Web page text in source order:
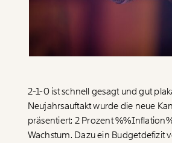
Care-Rechner
Befristungs-Monitor
Pflegerechner
Über uns
Team
Jahresberichte
2-1-0 ist schnell gesagt und gut
Neujahrsauftakt wurde die neue
präsentiert: 2 Prozent
Wachstum. Dazu ein Budgetdefizit